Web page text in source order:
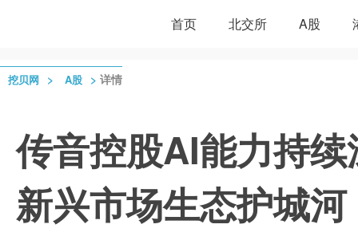
首页 北交所 A股
挖贝网 > A股 > 详情
传音控股AI能力持
新兴市场生态护城河